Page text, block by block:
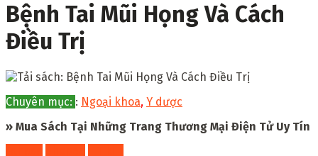
Bệnh Tai Mũi Họng Và Cách
Điều Trị
Chuyên mục: : Ngoại khoa, Y dược
» Mua Sách Tại Những Trang Thương Mại Điện Tử Uy Tín